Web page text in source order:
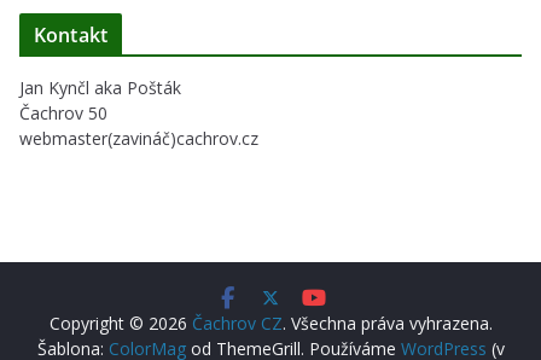
Kontakt
Jan Kynčl aka Pošták
Čachrov 50
webmaster(zavináč)cachrov.cz
Copyright © 2026 Čachrov CZ. Všechna práva vyhrazena.
Šablona: ColorMagod ThemeGrill. Používáme WordPress (v